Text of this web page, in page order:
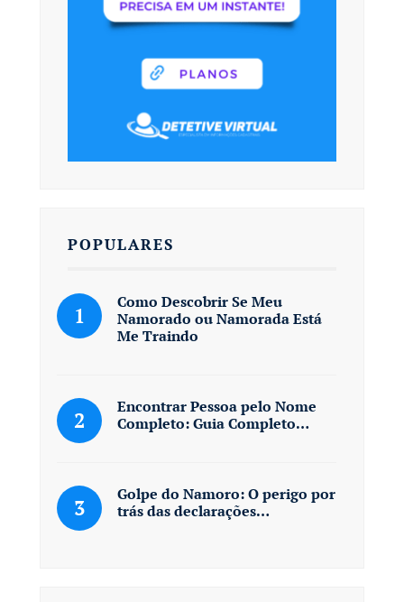
POPULARES
Como Descobrir Se Meu
Namorado ou Namorada Está
Me Traindo
Encontrar Pessoa pelo Nome
Completo: Guia Completo…
Golpe do Namoro: O perigo por
trás das declarações…